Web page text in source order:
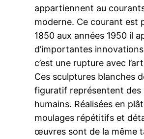
appartiennent au
moderne. Ce courant est
1850 aux années 1950 il
d’importantes
c’est une rupture avec
Ces sculptures blanches
figuratif représentent des
humains. Réalisées en
moulages répétitifs et
œuvres sont de la même